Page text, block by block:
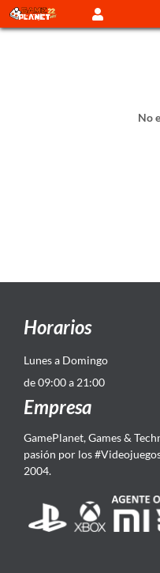
No
Horarios
Lunes a Domingo
de 09:00 a 21:00
Empresa
GamePlanet, Games &
pasión por los
2004.